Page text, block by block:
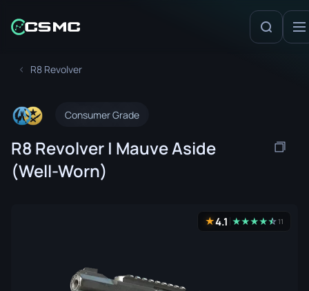
R8 Revolver
Consumer Grade
R8 Revolver | Mauve Aside
(Well-Worn)
★4.1 ★★★★★
☆ 11